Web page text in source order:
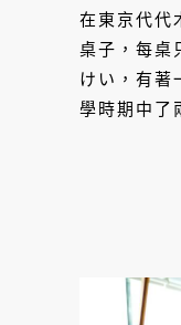
在東京代代
桌子，每桌
けい，有著
學時期中了